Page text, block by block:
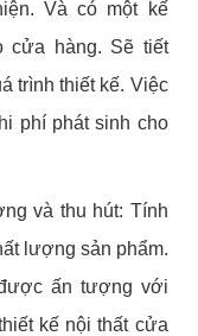
Và có một kế
cửa hàng. Sẽ tiết
trình thiết kế. Việc
phí phát sinh cho
và thu hút: Tính
lượng sản phẩm.
ấn tượng với
kế nội thất cửa